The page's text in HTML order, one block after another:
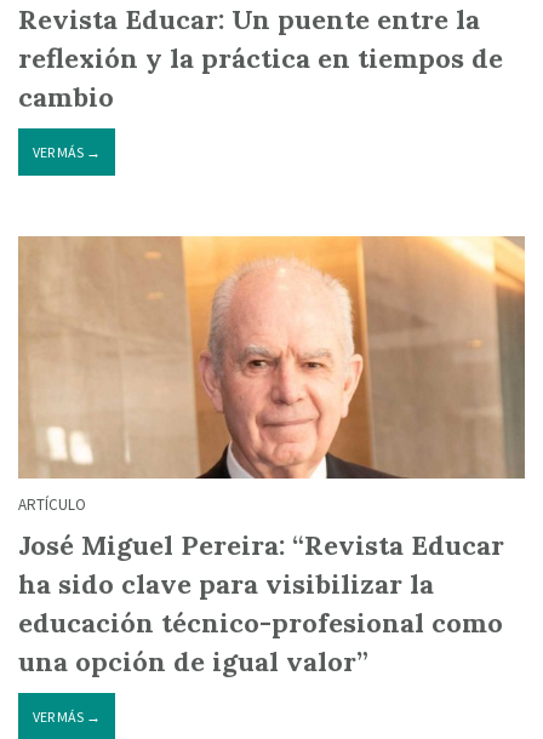
Revista Educar: Un puente entre la
reflexión y la práctica en tiempos de
cambio
VER MÁS →
ARTÍCULO
José Miguel Pereira: “Revista Educar
ha sido clave para visibilizar la
educación técnico-profesional como
una opción de igual valor”
VER MÁS →